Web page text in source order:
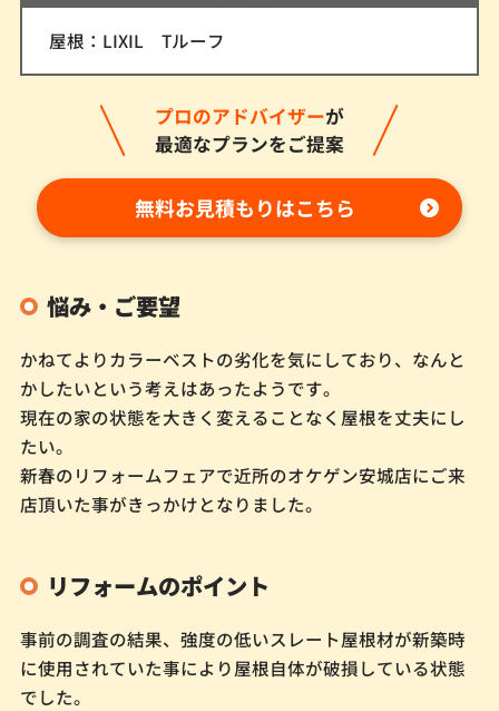
屋根：LIXIL Tルーフ
プロのアドバイザーが
最適なプランをご提案
無料お見積もりはこちら
悩み・ご要望
かねてよりカラーベストの劣化を気にしており、なんと
かしたいという考えはあったようです。
現在の家の状態を大きく変えることなく屋根を丈夫にし
たい。
新春のリフォームフェアで近所のオケゲン安城店にご来
店頂いた事がきっかけとなりました。
リフォームのポイント
事前の調査の結果、強度の低いスレート屋根材が新築時
に使用されていた事により屋根自体が破損している状態
でした。